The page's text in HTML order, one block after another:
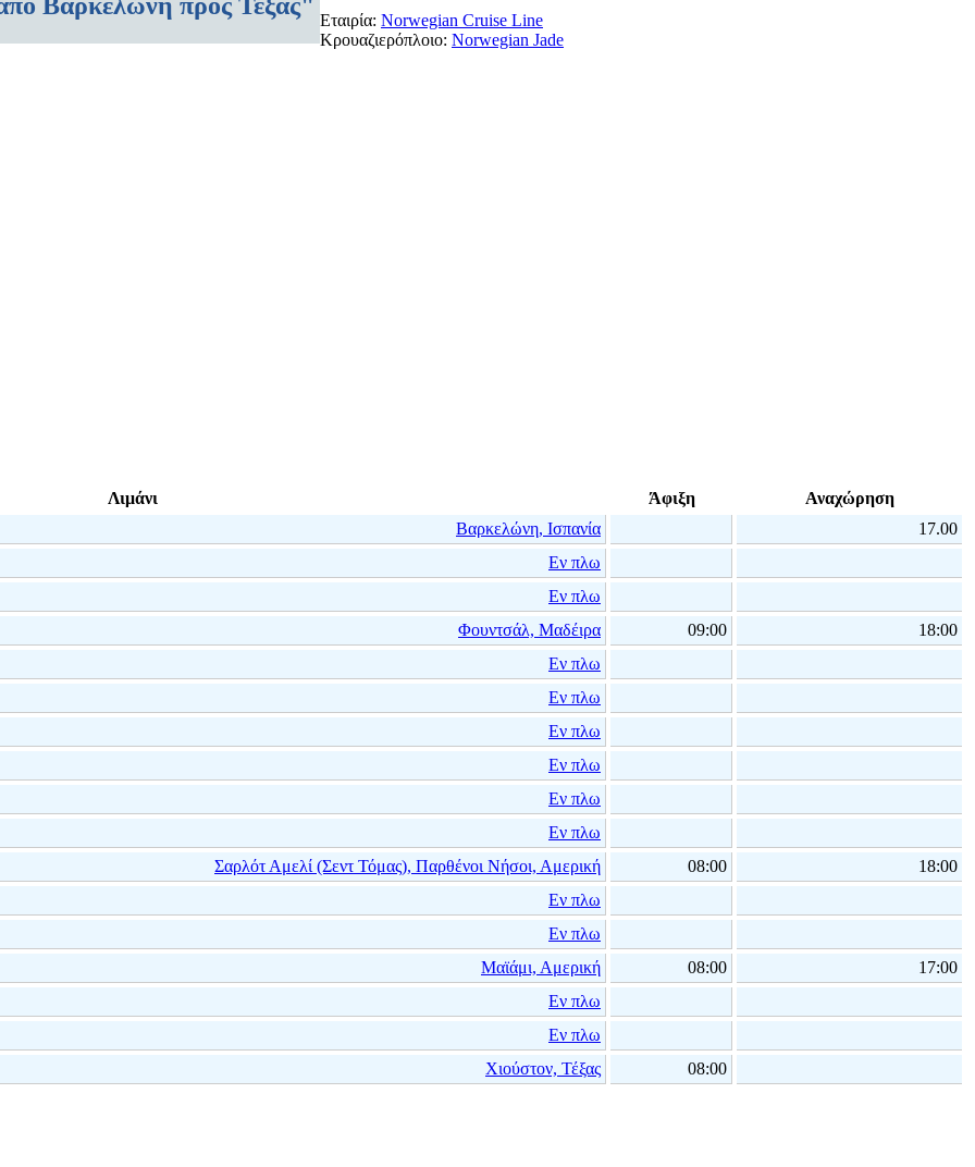
Εταιρία: Norwegian Cruise Line
Κρουαζιερόπλοιο: Norwegian Jade
Λιμάνι Άφιξη
Αναχώρηση
Βαρκελώνη, Ισπανία
17.00
Εν πλω
Εν πλω
Φουντσάλ, Μαδέιρα 09:00
18:00
Εν πλω
Εν πλω
Εν πλω
Εν πλω
Εν πλω
Εν πλω
Σαρλότ Αμελί (Σεντ Τόμας), Παρθένοι Νήσοι, Αμερική 08:00
18:00
Εν πλω
Εν πλω
Μαϊάμι, Αμερική 08:00
17:00
Εν πλω
Εν πλω
Χιούστον, Τέξας 08:00